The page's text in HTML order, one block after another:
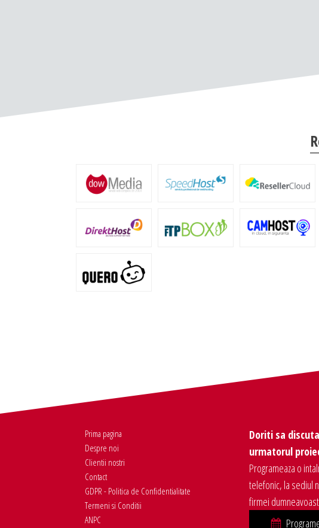
Prima pagina
Despre noi
Clientii nostri
Contact
GDPR - Politica de Confidentialitate
Termeni si Conditii
ANPC
Doriti sa
urmatorul
Programeaza o
telefonic, la sediul
firmei